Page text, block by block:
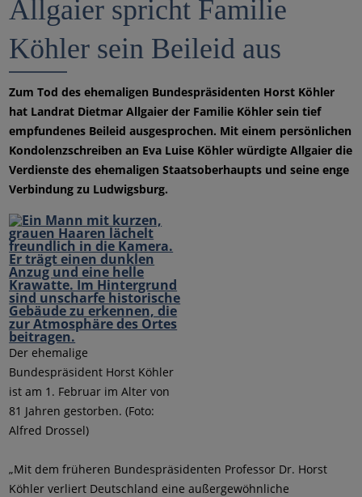
Allgaier spricht Familie
Köhler sein Beileid aus
Zum Tod des ehemaligen Bundespräsidenten Horst Köhler
hat Landrat Dietmar Allgaier der Familie Köhler sein tief
empfundenes Beileid ausgesprochen. Mit einem persönlichen
Kondolenzschreiben an Eva Luise Köhler würdigte Allgaier die
Verdienste des ehemaligen Staatsoberhaupts und seine enge
Verbindung zu Ludwigsburg.
Der ehemalige
Bundespräsident Horst Köhler
ist am 1. Februar im Alter von
81 Jahren gestorben. (Foto:
Alfred Drossel)
„Mit dem früheren Bundespräsidenten Professor Dr. Horst
Köhler verliert Deutschland eine außergewöhnliche